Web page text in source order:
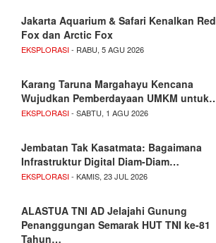
Jakarta Aquarium & Safari Kenalkan Red
Fox dan Arctic Fox
EKSPLORASI- RABU, 5 AGU 2026
Karang Taruna Margahayu Kencana
Wujudkan Pemberdayaan UMKM
EKSPLORASI- SABTU, 1 AGU 2026
Jembatan Tak Kasatmata: Bagaimana
Infrastruktur Digital Diam-Diam…
EKSPLORASI- KAMIS, 23 JUL 2026
ALASTUA TNI AD Jelajahi Gunung
Penanggungan Semarak HUT TNI ke-81
Tahun…